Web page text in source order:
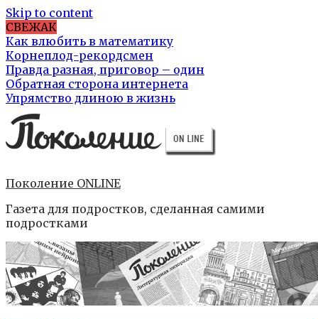
Skip to content
СВЕЖАК
Как влюбить в математику
Корнеплод-рекордсмен
Правда разная, приговор – один
Обратная сторона интернета
Упрямство длиною в жизнь
Поколение ONLINE
Газета для подростков, сделанная самими
подростками